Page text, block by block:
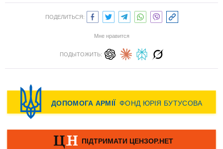
ПОДЕЛИТЬСЯ:
Мне нравится
ПОДЫТОЖИТЬ: